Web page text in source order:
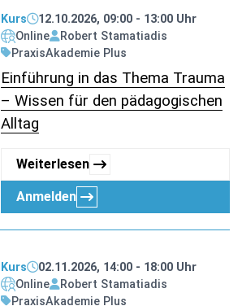
Kurs
12.10.2026, 09:00 - 13:00 Uhr
Online
Robert Stamatiadis
PraxisAkademie Plus
Einführung in das Thema Trauma
– Wissen für den pädagogischen
Alltag
Weiterlesen
Anmelden
Kurs
02.11.2026, 14:00 - 18:00 Uhr
Online
Robert Stamatiadis
PraxisAkademie Plus